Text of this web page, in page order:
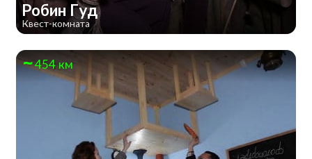
Робин Гуд
Квест-комната
454 км